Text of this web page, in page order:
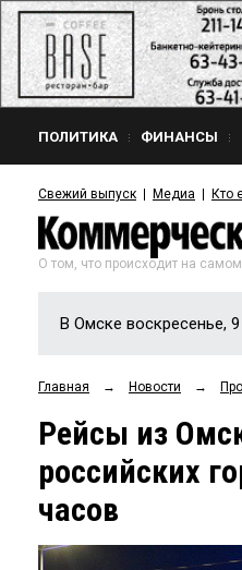
ПОЛИТИКА ФИНАНСЫ
Свежий выпуск Медиа Кто
О том, что происходит на
В Омске воскресенье, 9
Главная → Новости →
Рейсы из
российских
часов